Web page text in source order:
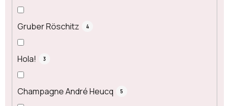
Gruber Röschitz 4
Hola! 3
Champagne André Heucq 5